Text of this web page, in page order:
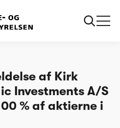
% af aktierne i DOT A/S
af Kirk
Investments A/S
% af aktierne i